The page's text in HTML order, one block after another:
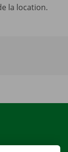
la location.